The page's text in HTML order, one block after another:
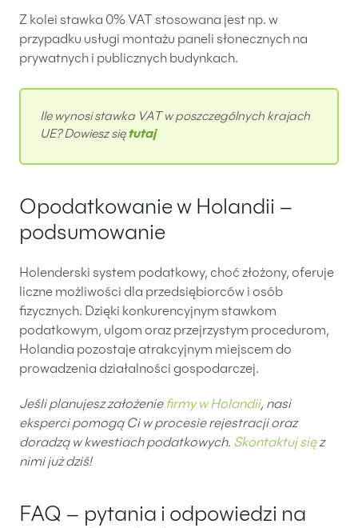
Z kolei stawka 0% VAT stosowana jest np. w
przypadku usługi montażu paneli słonecznych na
prywatnych i publicznych budynkach.
Ile wynosi stawka VAT w poszczególnych krajach
UE? Dowiesz się tutaj
Opodatkowanie w Holandii –
podsumowanie
Holenderski system podatkowy, choć złożony, oferuje
liczne możliwości dla przedsiębiorców i osób
fizycznych. Dzięki konkurencyjnym stawkom
podatkowym, ulgom oraz przejrzystym procedurom,
Holandia pozostaje atrakcyjnym miejscem do
prowadzenia działalności gospodarczej.
Jeśli planujesz założenie firmy w Holandii, nasi
eksperci pomogą Ci w procesie rejestracji oraz
doradzą w kwestiach podatkowych. Skontaktuj sięz
nimi już dziś!
FAQ – pytania i odpowiedzi na